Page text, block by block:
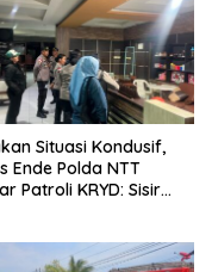
Situasi Kondusif,
Ende Polda NTT
Patroli KRYD: Sisir